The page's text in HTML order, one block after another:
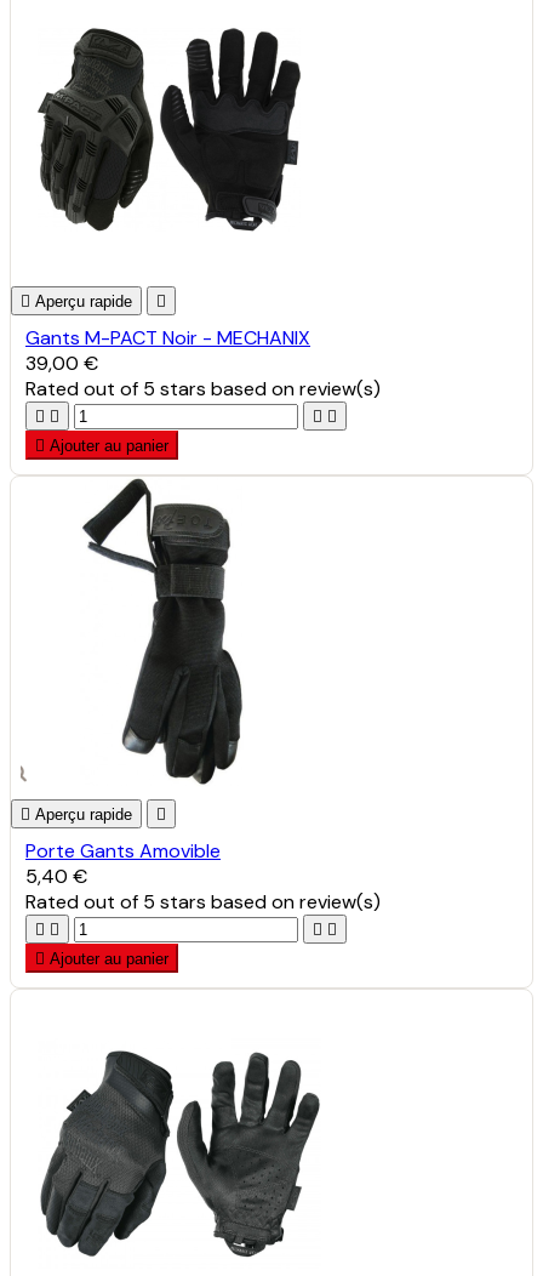
 Aperçu rapide 
Gants M-PACT Noir - MECHANIX
39,00 €
Ratedout of 5 stars based onreview(s)
   
 Ajouter au panier
 Aperçu rapide 
Porte Gants Amovible
5,40 €
Ratedout of 5 stars based onreview(s)
   
 Ajouter au panier